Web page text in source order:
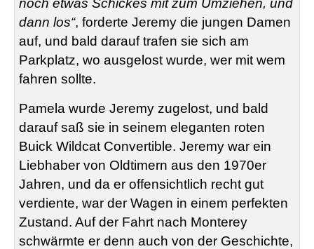
dann los“, forderte Jeremy die jungen Damen
auf, und bald darauf trafen sie sich am
Parkplatz, wo ausgelost wurde, wer mit wem
fahren sollte.
Pamela wurde Jeremy zugelost, und bald
darauf saß sie in seinem eleganten roten
Buick Wildcat Convertible. Jeremy war ein
Liebhaber von Oldtimern aus den 1970er
Jahren, und da er offensichtlich recht gut
verdiente, war der Wagen in einem perfekten
Zustand. Auf der Fahrt nach Monterey
schwärmte er denn auch von der Geschichte,